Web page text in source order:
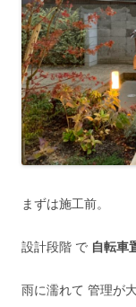
まずは施工前。
設計段階 で 自転車
雨に濡れて 管理が